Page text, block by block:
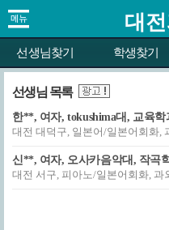
대
선생님찾기 학생찾기
선생님 목록
한**, 여자, tokushima대, 교육학
대전 대덕구, 일본어/일본어회화,
신**, 여자, 오사카음악대, 작곡
대전 서구, 피아노/일본어회화, 과